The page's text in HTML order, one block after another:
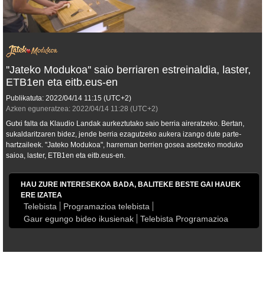
''Jateko Modukoa'' saio berriaren estreinaldia, laster,
ETB1en eta eitb.eus-en
Publikatuta: 2022/04/14 11:15 (UTC+2)
Azken eguneratzea: 2022/04/14 11:28 (UTC+2)
Gutxi falta da Klaudio Landak aurkeztutako saio berria aireratzeko. Bertan,
sukaldaritzaren bidez, jende berria ezagutzeko aukera izango dute parte-
hartzaileek. "Jateko Modukoa", harreman berrien gosea asetzeko moduko
saioa, laster, ETB1en eta eitb.eus-en.
HAU ZURE INTERESEKOA BADA, BALITEKE BESTE GAI HAUEK
ERE IZATEA
Telebista
Programazioa telebista
Gaur egungo bideo ikusienak
Telebista Programazioa